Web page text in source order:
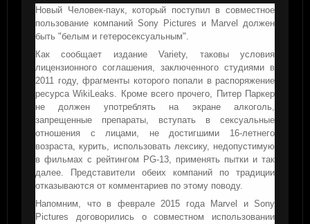
Новый Человек-паук, который поступил в совместное
пользование компаний Sony Pictures и Marvel должен
быть "белым и гетеросексуальным".
Как сообщает издание Variety, таковы условия
лицензионного соглашения, заключенного студиями в
2011 году, фрагменты которого попали в распоряжение
ресурса WikiLeaks. Кроме всего прочего, Питер Паркер
не должен употреблять на экране алкоголь,
запрещенные препараты, вступать в сексуальные
отношения с лицами, не достигшими 16-летнего
возраста, курить, использовать лексику, недопустимую
в фильмах с рейтингом PG-13, применять пытки и так
далее. Представители обеих компаний по традиции
отказываются от комментариев по этому поводу.
Напомним, что в феврале 2015 года Marvel и Sony
Pictures договорились о совместном использовании